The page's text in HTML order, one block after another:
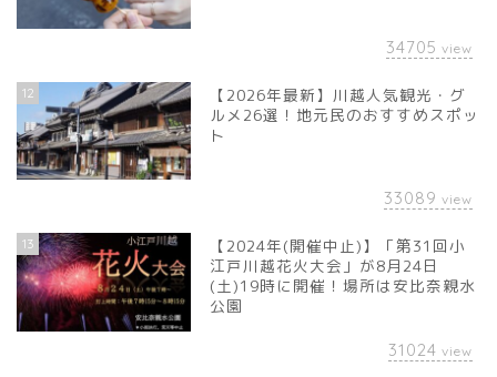
34705 view
12
【2026年最新】川越人気観光・グ
ルメ26選！地元民のおすすめスポッ
ト
33089 view
13
【2024年(開催中止)】「第31回小
江戸川越花火大会」が8月24日
(土)19時に開催！場所は安比奈親水
公園
31024 view